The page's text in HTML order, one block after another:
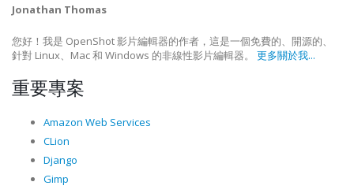
Jonathan Thomas
您好！我是 OpenShot 影片編輯器的作者，這是一個免費的、開源的、
針對 Linux、Mac 和 Windows 的非線性影片編輯器。 更多關於我...
重要專案
Amazon Web Services
CLion
Django
Gimp